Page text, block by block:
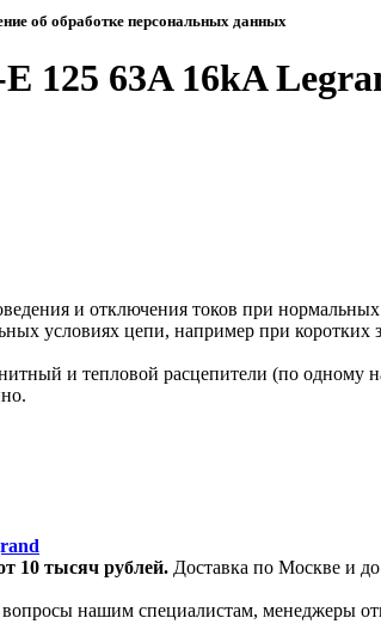
об обработке персональных данных
125 63A 16kA
и отключения токов при
условиях цепи, например при коротких
и тепловой расцепители (по
10 тысяч рублей. Доставка по Москве и
вопросы нашим специалистам, менеджеры